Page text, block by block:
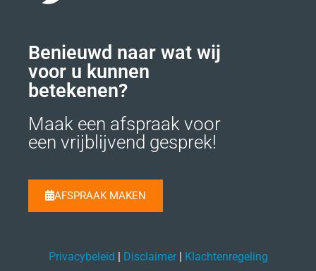
Benieuwd naar wat wij
voor u kunnen
betekenen?
Maak een afspraak voor
een vrijblijvend gesprek!
AFSPRAAK MAKEN
Privacybeleid | Disclaimer| Klachtenregeling